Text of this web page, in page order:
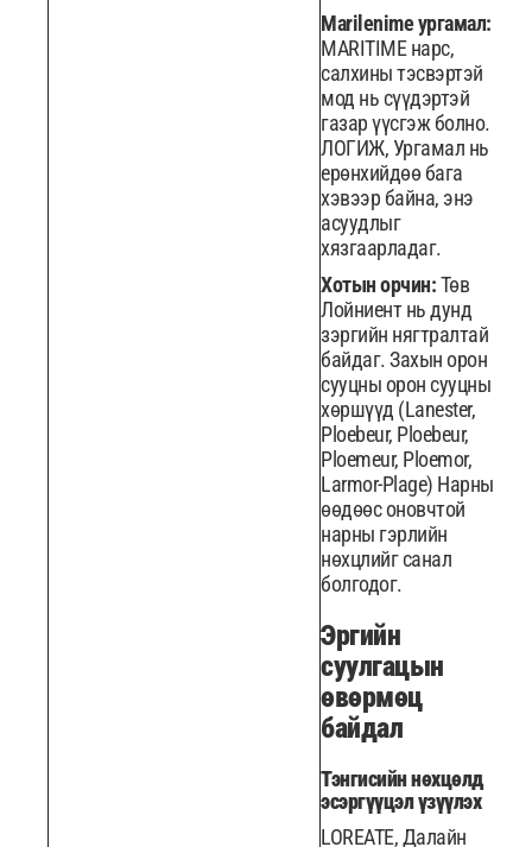
Marilenime ургамал:
MARITIME нарс,
салхины тэсвэртэй
мод нь сүүдэртэй
газар үүсгэж болно.
ЛОГИЖ, Ургамал нь
ерөнхийдөө бага
хэвээр байна, энэ
асуудлыг
хязгаарладаг.
Хотын орчин:Төв
Лойниент нь дунд
зэргийн нягтралтай
байдаг. Захын орон
сууцны орон сууцны
хөршүүд (Lanester,
Ploebeur, Ploebeur,
Ploemeur, Ploemor,
Larmor-Plage) Нарны
өөдөөс оновчтой
нарны гэрлийн
нөхцлийг санал
болгодог.
Эргийн
суулгацын
өвөрмөц
байдал
Тэнгисийн нөхцөлд
эсэргүүцэл үзүүлэх
LOREATE, Далайн